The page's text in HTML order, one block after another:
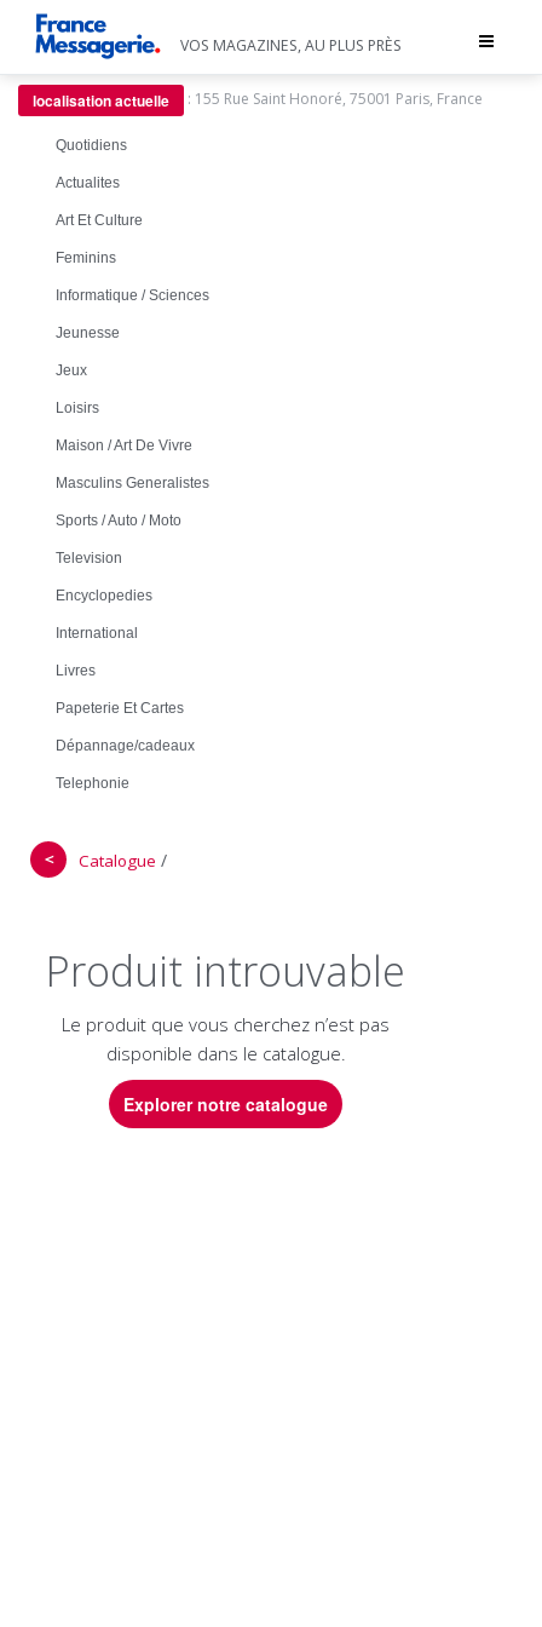
Toggle
VOS MAGAZINES, AU PLUS PRÈS
localisation actuelle : 155 Rue Saint Honoré, 75001 Paris, France
Quotidiens
Actualites
Art Et Culture
Feminins
Informatique / Sciences
Jeunesse
Jeux
Loisirs
Maison / Art De Vivre
Masculins Generalistes
Sports / Auto / Moto
Television
Encyclopedies
International
Livres
Papeterie Et Cartes
Dépannage/cadeaux
Telephonie
＜ Catalogue /
Produit introuvable
Le produit que vous cherchez n’est pas
disponible dans le catalogue.
Explorer notre catalogue